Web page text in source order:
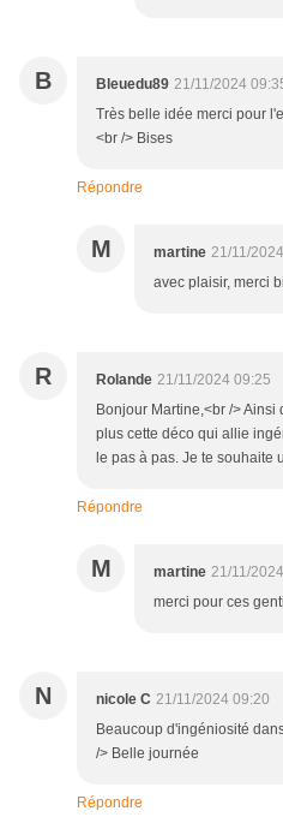
B Bleuedu89 21/11/2024
Très belle idée merci pour
<br /> Bises
Répondre
M martine 21/11/
avec plaisir, merci
R Rolande 21/11/2024 09:25
Bonjour Martine,<br />
plus cette déco qui allie
le pas à pas. Je te souhaite
Répondre
M martine 21/11/
merci pour ces
N nicole C 21/11/2024 09:20
Beaucoup d'ingéniosité
/> Belle journée
Répondre